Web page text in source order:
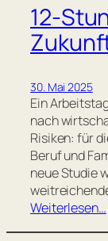
12-
30. Mai 2025
Ein
nach
Risiken: für
Beruf und
neue Studie
Weiterlesen…